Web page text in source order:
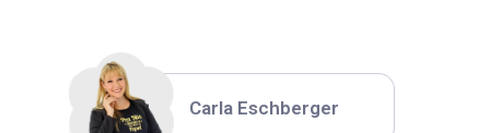
Carla Eschberger